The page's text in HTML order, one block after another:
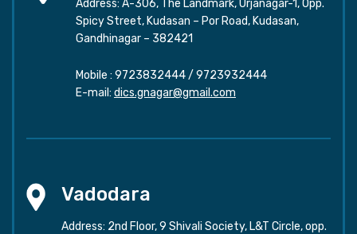
Address: A-306, The Landmark, Urjanagar-1, Opp.
Spicy Street, Kudasan – Por Road, Kudasan,
Gandhinagar – 382421
Mobile : 9723832444/ 9723932444
E-mail: dics.gnagar@gmail.com
Vadodara
Address: 2nd Floor, 9 Shivali Society, L&T Circle, opp.